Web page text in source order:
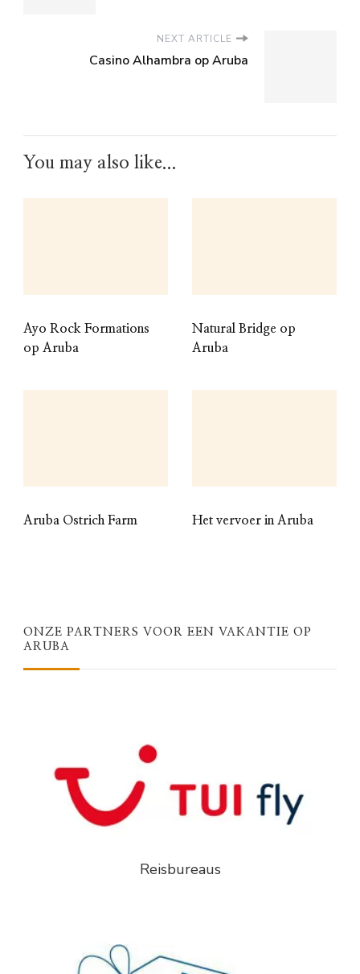
NEXT ARTICLE
Casino Alhambra op Aruba
You may also like...
Ayo Rock Formations
op Aruba
Natural Bridge op
Aruba
Aruba Ostrich Farm Het vervoer in Aruba
ONZE PARTNERS VOOR EEN VAKANTIE OP
ARUBA
Reisbureaus